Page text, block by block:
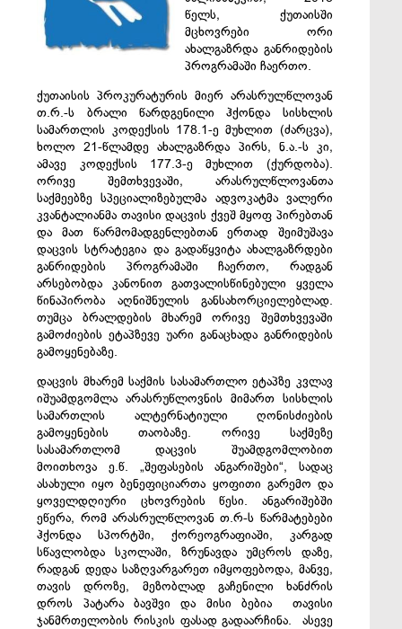
წელს, ქუთაისში
მცხოვრები ორი
ახალგაზრდა განრიდების
პროგრამაში ჩაერთო.
ქუთაისის პროკურატურის მიერ არასრულწლოვან
თ.რ.-ს ბრალი წარდგენილი ჰქონდა სისხლის
სამართლის კოდექსის 178.1-ე მუხლით (ძარცვა),
ხოლო 21-წლამდე ახალგაზრდა პირს, ნ.ა.-ს კი,
ამავე კოდექსის 177.3-ე მუხლით (ქურდობა).
ორივე შემთხვევაში, არასრულწლოვანთა
საქმეებზე სპეციალიზებულმა ადვოკატმა ვალერი
კვანტალიანმა თავისი დაცვის ქვეშ მყოფ პირებთან
და მათ წარმომადგენლებთან ერთად შეიმუშავა
დაცვის სტრატეგია და გადაწყვიტა ახალგაზრდები
განრიდების პროგრამაში ჩაერთო, რადგან
არსებობდა კანონით გათვალისწინებული ყველა
წინაპირობა აღნიშნულის განსახორციელებლად.
თუმცა ბრალდების მხარემ ორივე შემთხვევაში
გამოძიების ეტაპზევე უარი განაცხადა განრიდების
გამოყენებაზე.
დაცვის მხარემ საქმის სასამართლო ეტაპზე კვლავ
იშუამდგომლა არასრუწლოვნის მიმართ სისხლის
სამართლის ალტერნატიული ღონისძიების
გამოყენების თაობაზე. ორივე საქმეზე
სასამართლომ დაცვის შუამდგომლობით
მოითხოვა ე.წ. „შეფასების ანგარიშები“, სადაც
ასახული იყო ბენეფიციართა ყოფითი გარემო და
ყოველდღიური ცხოვრების წესი. ანგარიშებში
ეწერა, რომ არასრულწლოვან თ.რ-ს წარმატებები
ჰქონდა სპორტში, ქორეოგრაფიაში, კარგად
სწავლობდა სკოლაში, ზრუნავდა უმცროს დაზე,
რადგან დედა საზღვარგარეთ იმყოფებოდა, მანვე,
თავის დროზე, მეზობლად გაჩენილი ხანძრის
დროს პატარა ბავშვი და მისი ბებია თავისი
ჯანმრთელობის რისკის ფასად გადაარჩინა. ასევე